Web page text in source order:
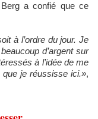
a confié que ce
à l’ordre du jour. Je
d’argent sur
à l’idée de me
je réussisse ici.»,